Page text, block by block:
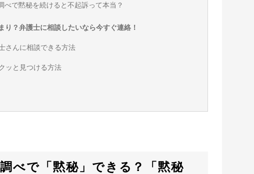
べで黙秘を続けると不起訴って本当？
り？弁護士に相談したいなら今すぐ連絡！
さんに相談できる方法
ッと見つける方法
べで「黙秘」できる？「黙秘